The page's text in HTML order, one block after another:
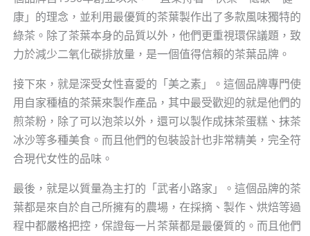
康」的理念，並利用最優質的茶葉製作出了多款風味獨特的
綠茶。除了茶葉本身的品質以外，他們更重視環保議題，致
力於減少二氧化碳排放量，是一個值得信賴的茶葉品牌。
接下來，就是深受女性喜愛的「美之素」。這個品牌專門使
用自家種植的茶葉來製作產品，其中最受歡迎的就是他們的
煎茶粉，除了可以泡茶以外，還可以製作成抹茶蛋糕、抹茶
冰沙等多種美食。而且他們的包裝設計也非常精美，完全符
合現代女性的品味。
最後，就是以質量為主打的「武者小路家」。這個品牌的茶
葉都是來自於自己所擁有的農場，在採摘、製作、烘焙等過
程中都嚴格把控，保證每一片茶葉都是最優質的。而且他們